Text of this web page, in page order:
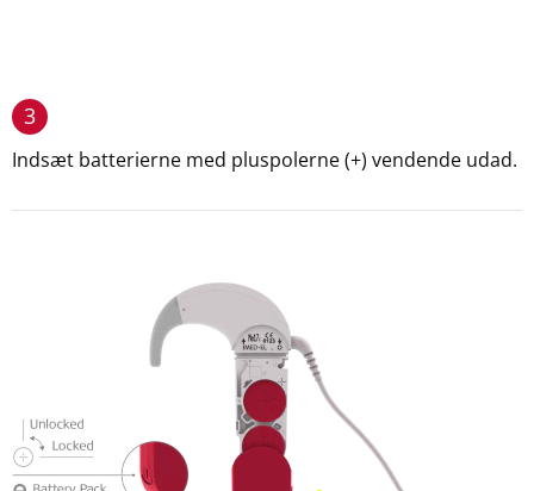
3
Indsæt batterierne med pluspolerne (+) vendende udad.